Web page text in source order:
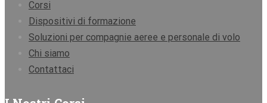
Corsi
Dispositivi di formazione
Soluzioni per compagnie aeree e personale di volo
Chi siamo
Contattaci